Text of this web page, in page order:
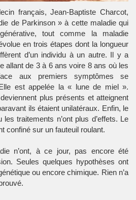
français, Jean-Baptiste Charcot,
de Parkinson » à cette maladie qui
tout comme la maladie
en trois étapes dont la longueur
d’un individu à un autre. Il y a
allant de 3 à 6 ans voire 8 ans où les
aux premiers symptômes se
est appelée la « lune de miel ».
plus présents et atteignent
ils étaient unilatéraux. Enfin, le
traitements n’ont plus d’effets. Le
confiné sur un fauteuil roulant.
n’ont, à ce jour, pas encore été
Seules quelques hypothèses ont
ou encore chimique. Rien n’a